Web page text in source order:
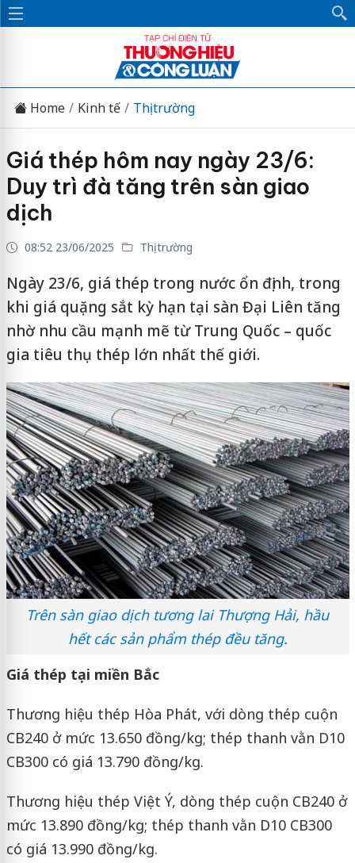
Home Kinh tế Thị trường
Giá thép hôm nay ngày 23/6:
Duy trì đà tăng trên sàn giao
dịch
08:52 23/06/2025 Thị trường
Ngày 23/6, giá thép trong nước ổn định, trong
khi giá quặng sắt kỳ hạn tại sàn Đại Liên tăng
nhờ nhu cầu mạnh mẽ từ Trung Quốc – quốc
gia tiêu thụ thép lớn nhất thế giới.
Trên sàn giao dịch tương lai Thượng Hải, hầu
hết các sản phẩm thép đều tăng.
Giá thép tại miền Bắc
Thương hiệu thép Hòa Phát, với dòng thép cuộn
CB240 ở mức 13.650 đồng/kg; thép thanh vằn D10
CB300 có giá 13.790 đồng/kg.
Thương hiệu thép Việt Ý, dòng thép cuộn CB240 ở
mức 13.890 đồng/kg; thép thanh vằn D10 CB300
có giá 13.990 đồng/kg.